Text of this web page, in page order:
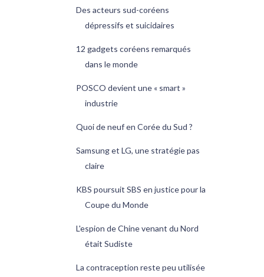
Des acteurs sud-coréens
dépressifs et suicidaires
12 gadgets coréens remarqués
dans le monde
POSCO devient une « smart »
industrie
Quoi de neuf en Corée du Sud ?
Samsung et LG, une stratégie pas
claire
KBS poursuit SBS en justice pour la
Coupe du Monde
L'espion de Chine venant du Nord
était Sudiste
La contraception reste peu utilisée